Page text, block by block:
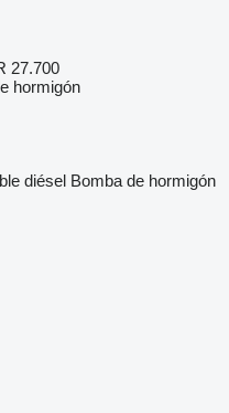
27.700
hormigón
diésel Bomba de hormigón